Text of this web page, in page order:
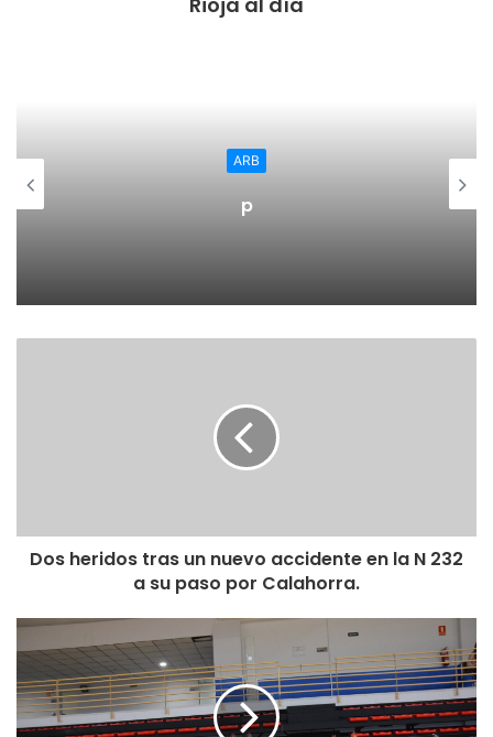
aulas del salón, cambiar la instalación eléctrica entre otras
como mos ha explicado du alcalde, Raúl Lavega.
ARB
p
Dos heridos tras un nuevo accidente en la N 232
a su paso por Calahorra.